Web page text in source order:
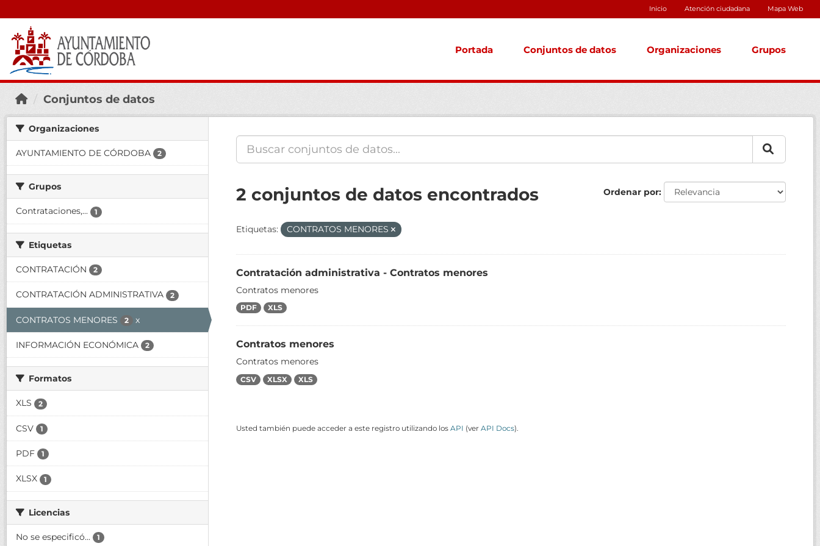
Inicio Atención ciudadana Mapa Web
Portada Conjuntos de datos Organizaciones Grupos
Conjuntos de datos
Organizaciones
AYUNTAMIENTO DE CÓRDOBA 2
Grupos
Contrataciones,... 1
Etiquetas
CONTRATACIÓN 2
CONTRATACIÓN ADMINISTRATIVA 2
CONTRATOS MENORES 2 x
INFORMACIÓN ECONÓMICA 2
Formatos
XLS 2
CSV 1
PDF 1
XLSX 1
Licencias
No se especificó... 1
Ordenar por
2 conjuntos de datos encontrados
Etiquetas: CONTRATOS MENORES
Contratación administrativa - Contratos menores
Contratos menores
PDF XLS
Contratos menores
Contratos menores
CSV XLSX XLS
Usted también puede acceder a este registro utilizando los API (ver API Docs).